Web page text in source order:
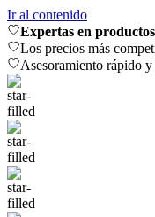
Ir al contenido
Expertas en
Los precios más
Asesoramiento rápido y